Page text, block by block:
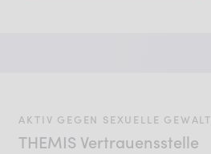
AKTIV GEGEN SEXUELLE GEWALT
THEMIS Vertrauensstelle